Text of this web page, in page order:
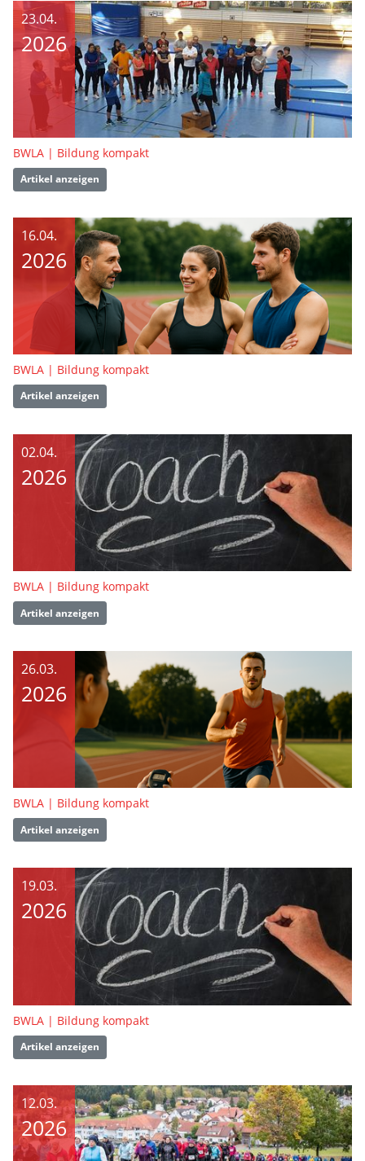
23.04.
2026
BWLA | Bildung kompakt
Artikel anzeigen
16.04.
2026
BWLA | Bildung kompakt
Artikel anzeigen
02.04.
2026
BWLA | Bildung kompakt
Artikel anzeigen
26.03.
2026
BWLA | Bildung kompakt
Artikel anzeigen
19.03.
2026
BWLA | Bildung kompakt
Artikel anzeigen
12.03.
2026